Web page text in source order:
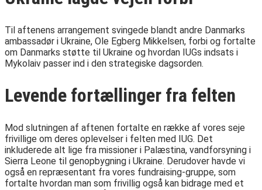
Til aftenens arrangement svingede blandt andre Danmarks
ambassadør i Ukraine, Ole Egberg Mikkelsen, forbi og fortalte
om Danmarks støtte til Ukraine og hvordan IUGs indsats i
Mykolaiv passer ind i den strategiske dagsorden.
Levende fortællinger fra felten
Mod slutningen af aftenen fortalte en række af vores seje
frivillige om deres oplevelser i felten med IUG. Det
inkluderede alt lige fra missioner i Palæstina, vandforsyning i
Sierra Leone til genopbygning i Ukraine. Derudover havde vi
også en repræsentant fra vores fundraising-gruppe, som
fortalte hvordan man som frivillig også kan bidrage med et